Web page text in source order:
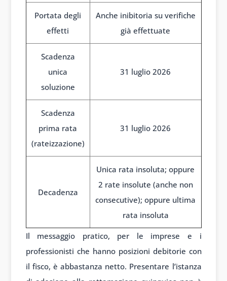
Portata degli
effetti
Anche inibitoria su verifiche
già effettuate
Scadenza
unica
soluzione
31 luglio 2026
Scadenza
prima rata
(rateizzazione)
31 luglio 2026
Decadenza
Unica rata insoluta; oppure
2 rate insolute (anche non
consecutive); oppure ultima
rata insoluta
Il messaggio pratico, per le imprese e i
professionisti che hanno posizioni debitorie con
il fisco, è abbastanza netto. Presentare l’istanza